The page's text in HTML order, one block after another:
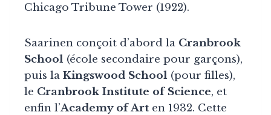
Chicago Tribune Tower (1922).
Saarinen conçoit d’abord la Cranbrook
School (école secondaire pour garçons),
puis la Kingswood School (pour filles),
le Cranbrook Institute of Science, et
enfin l’Academy of Art en 1932. Cette